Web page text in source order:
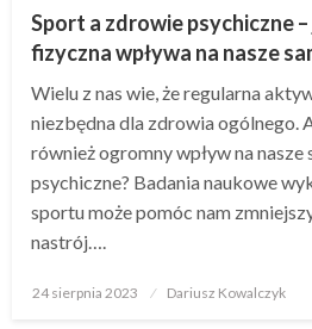
Sport a zdrowie psychiczne
fizyczna wpływa na nasze
Wielu z nas wie, że regularna
niezbędna dla zdrowia ogólnego.
również ogromny wpływ na nasze
psychiczne? Badania naukowe
sportu może pomóc nam
nastrój….
Opublikowane
24 sierpnia 2023 Dariusz Kowalczyk